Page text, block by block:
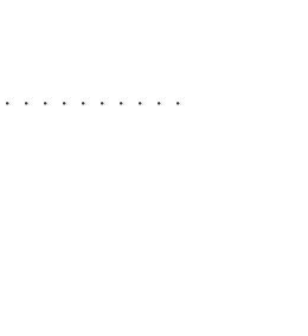
・・・・・・・・・